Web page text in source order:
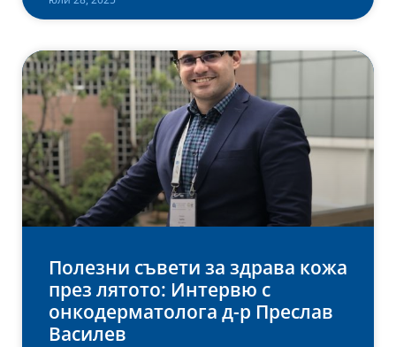
Полезни съвети за здрава кожа
през лятото: Интервю с
онкодерматолога д-р Преслав
Василев